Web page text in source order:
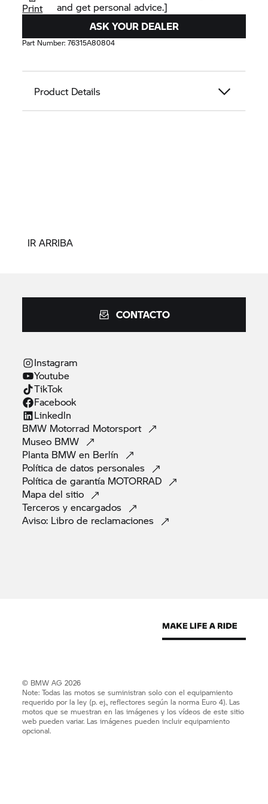
Print
and get personal advice.]
ASK YOUR DEALER
Part Number:76315A80804
Product Details
IR ARRIBA
CONTACTO
Instagram
Youtube
TikTok
Facebook
Linkedln
BMW Motorrad Motorsport
Museo BMW
Planta BMW en Berlín
Política de datos personales
Política de garantía MOTORRAD
Mapa delsitio
Terceros yencargados
Aviso: Libro de reclamaciones
© BMW AG 2026
Note: Todas las motos se suministran solo con el equipamiento
requerido por la ley (p. ej., reflectores según la norma Euro 4). Las
motos que se muestran en las imágenes y los vídeos de este sitio
web pueden variar. Las imágenes pueden incluir equipamiento
opcional.